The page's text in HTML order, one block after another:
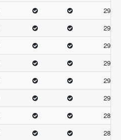
29
29
29
29
29
29
28.66
28.66